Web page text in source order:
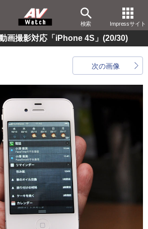
検索 Impressサイト
画撮影対応「iPhone 4S」 (20/30)
次の画像